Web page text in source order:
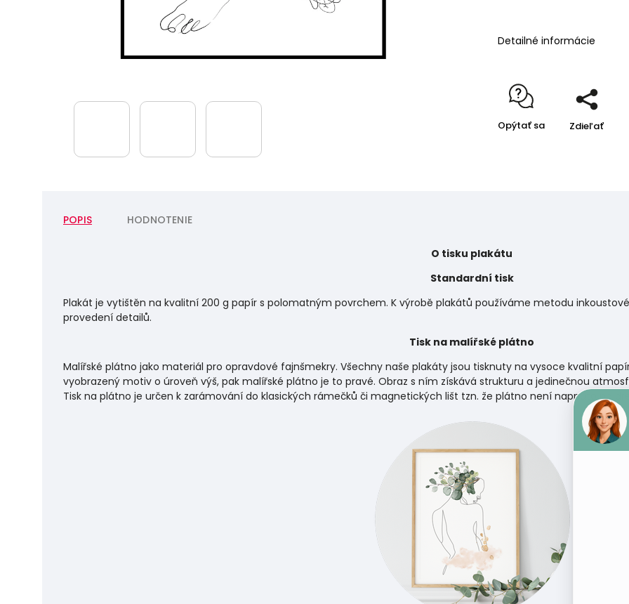
Detailné informácie
Opýtať sa Zdieľať
POPIS HODNOTENIE
O tisku plakátu
Standardní tisk
Plakát je vytištěn na kvalitní 200 g papír s polomatným povrchem. K výrobě plakátů používáme metodu
provedení detailů.
Tisk na malířské plátno
Malířské plátno jako materiál pro opravdové fajnšmekry. Všechny naše plakáty jsou tisknuty na vysoce kvalitní
vyobrazený motiv o úroveň výš, pak malířské plátno je to pravé. Obraz s ním získává strukturu a jedinečnou
Tisk na plátno je určen k zarámování do klasických rámečků či magnetických lišt tzn. že plátno není napnuto na